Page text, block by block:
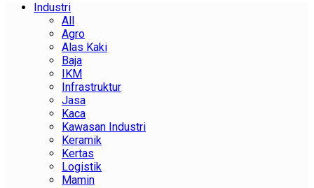
Industri
All
Agro
Alas Kaki
Baja
IKM
Infrastruktur
Jasa
Kaca
Kawasan Industri
Keramik
Kertas
Logistik
Mamin